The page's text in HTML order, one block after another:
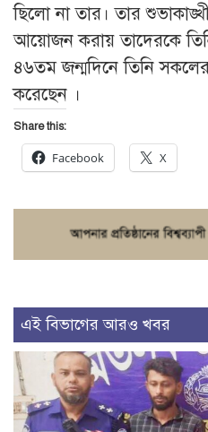
ছিলো না তার। তার
আয়োজন করায় তাদেরকে
৪৬তম জন্মদিনে তিনি
করেছেন ।
Share this:
Facebook X
এই বিভাগের আরও খবর